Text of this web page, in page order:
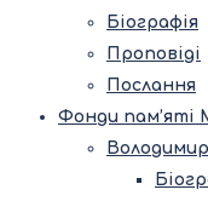
Біографія
Проповіді
Послання
Фонди пам’яті